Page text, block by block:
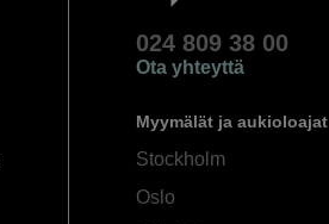
024 809 38 00
Ota yhteyttä
Myymälät ja aukioloajat
Stockholm
Oslo